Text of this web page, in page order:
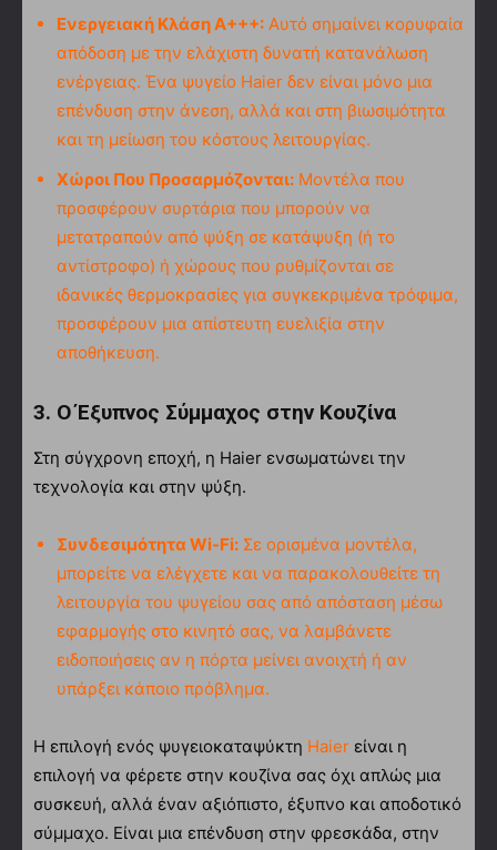
Ενεργειακή Κλάση A+++: Αυτό σημαίνει κορυφαία
απόδοση με την ελάχιστη δυνατή κατανάλωση
ενέργειας. Ένα ψυγείο Haier δεν είναι μόνο μια
επένδυση στην άνεση, αλλά και στη βιωσιμότητα
και τη μείωση του κόστους λειτουργίας.
Χώροι Που Προσαρμόζονται: Μοντέλα που
προσφέρουν συρτάρια που μπορούν να
μετατραπούν από ψύξη σε κατάψυξη (ή το
αντίστροφο) ή χώρους που ρυθμίζονται σε
ιδανικές θερμοκρασίες για συγκεκριμένα τρόφιμα,
προσφέρουν μια απίστευτη ευελιξία στην
αποθήκευση.
3. Ο Έξυπνος Σύμμαχος στην Κουζίνα
Στη σύγχρονη εποχή, η Haier ενσωματώνει την
τεχνολογία και στην ψύξη.
Συνδεσιμότητα Wi-Fi: Σε ορισμένα μοντέλα,
μπορείτε να ελέγχετε και να παρακολουθείτε τη
λειτουργία του ψυγείου σας από απόσταση μέσω
εφαρμογής στο κινητό σας, να λαμβάνετε
ειδοποιήσεις αν η πόρτα μείνει ανοιχτή ή αν
υπάρξει κάποιο πρόβλημα.
Η επιλογή ενός ψυγειοκαταψύκτη Haier είναι η
επιλογή να φέρετε στην κουζίνα σας όχι απλώς μια
συσκευή, αλλά έναν αξιόπιστο, έξυπνο και αποδοτικό
σύμμαχο. Είναι μια επένδυση στην φρεσκάδα, στην